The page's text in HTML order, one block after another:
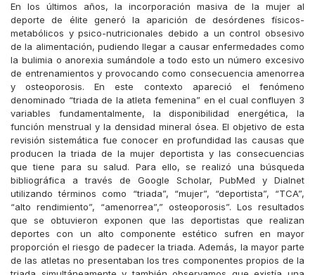
En los últimos años, la incorporación masiva de la mujer al
deporte de élite generó la aparición de desórdenes físicos-
metabólicos y psico-nutricionales debido a un control obsesivo
de la alimentación, pudiendo llegar a causar enfermedades como
la bulimia o anorexia sumándole a todo esto un número excesivo
de entrenamientos y provocando como consecuencia amenorrea
y osteoporosis. En este contexto apareció el fenómeno
denominado “triada de la atleta femenina” en el cual confluyen 3
variables fundamentalmente, la disponibilidad energética, la
función menstrual y la densidad mineral ósea. El objetivo de esta
revisión sistemática fue conocer en profundidad las causas que
producen la triada de la mujer deportista y las consecuencias
que tiene para su salud. Para ello, se realizó una búsqueda
bibliográfica a través de Google Scholar, PubMed y Dialnet
utilizando términos como “triada”, “mujer”, “deportista”, “TCA”,
“alto rendimiento”, “amenorrea”,” osteoporosis”. Los resultados
que se obtuvieron exponen que las deportistas que realizan
deportes con un alto componente estético sufren en mayor
proporción el riesgo de padecer la triada. Además, la mayor parte
de las atletas no presentaban los tres componentes propios de la